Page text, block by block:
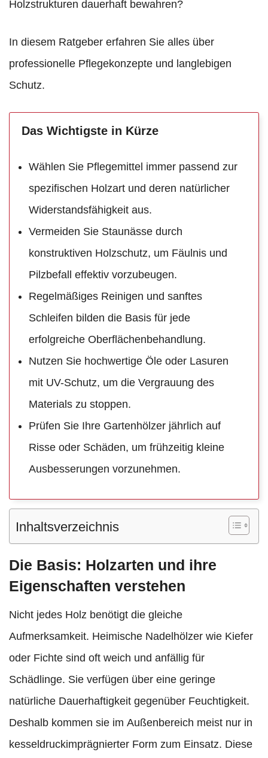
Holzstrukturen dauerhaft bewahren?
In diesem Ratgeber erfahren Sie alles über
professionelle Pflegekonzepte und langlebigen
Schutz.
Das Wichtigste in Kürze
Wählen Sie Pflegemittel immer passend zur
spezifischen Holzart und deren natürlicher
Widerstandsfähigkeit aus.
Vermeiden Sie Staunässe durch
konstruktiven Holzschutz, um Fäulnis und
Pilzbefall effektiv vorzubeugen.
Regelmäßiges Reinigen und sanftes
Schleifen bilden die Basis für jede
erfolgreiche Oberflächenbehandlung.
Nutzen Sie hochwertige Öle oder Lasuren
mit UV-Schutz, um die Vergrauung des
Materials zu stoppen.
Prüfen Sie Ihre Gartenhölzer jährlich auf
Risse oder Schäden, um frühzeitig kleine
Ausbesserungen vorzunehmen.
Inhaltsverzeichnis
Die Basis: Holzarten und ihre
Eigenschaften verstehen
Nicht jedes Holz benötigt die gleiche
Aufmerksamkeit. Heimische Nadelhölzer wie Kiefer
oder Fichte sind oft weich und anfällig für
Schädlinge. Sie verfügen über eine geringe
natürliche Dauerhaftigkeit gegenüber Feuchtigkeit.
Deshalb kommen sie im Außenbereich meist nur in
kesseldruckimprägnierter Form zum Einsatz. Diese